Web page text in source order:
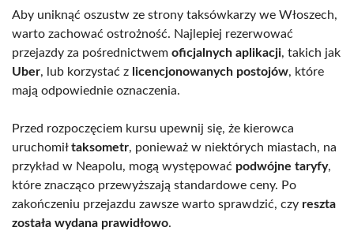
Aby uniknąć oszustw ze strony taksówkarzy we Włoszech,
warto zachować ostrożność. Najlepiej rezerwować
przejazdy za pośrednictwem oficjalnych aplikacji, takich jak
Uber, lub korzystać z licencjonowanych postojów, które
mają odpowiednie oznaczenia.
Przed rozpoczęciem kursu upewnij się, że kierowca
uruchomiłtaksometr, ponieważ w niektórych miastach, na
przykład w Neapolu, mogą występować podwójne taryfy,
które znacząco przewyższają standardowe ceny. Po
zakończeniu przejazdu zawsze warto sprawdzić, czy reszta
została wydana prawidłowo.